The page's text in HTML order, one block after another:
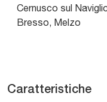
Cernusco sul
Bresso, Melzo
Caratteristiche